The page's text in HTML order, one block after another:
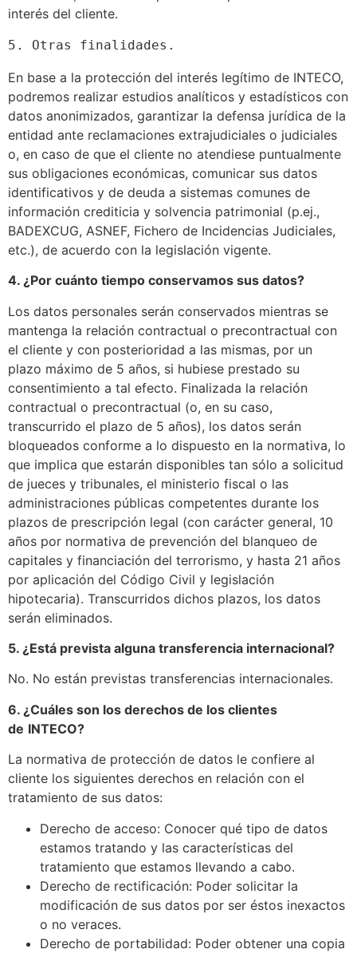
interés del cliente.
5. Otras finalidades.
En base a la protección del interés legítimo de INTECO,
podremos realizar estudios analíticos y estadísticos con
datos anonimizados, garantizar la defensa jurídica de la
entidad ante reclamaciones extrajudiciales o judiciales
o, en caso de que el cliente no atendiese puntualmente
sus obligaciones económicas, comunicar sus datos
identificativos y de deuda a sistemas comunes de
información crediticia y solvencia patrimonial (p.ej.,
BADEXCUG, ASNEF, Fichero de Incidencias Judiciales,
etc.), de acuerdo con la legislación vigente.
4. ¿Por cuánto tiempo conservamos sus datos?
Los datos personales serán conservados mientras se
mantenga la relación contractual o precontractual con
el cliente y con posterioridad a las mismas, por un
plazo máximo de 5 años, si hubiese prestado su
consentimiento a tal efecto. Finalizada la relación
contractual o precontractual (o, en su caso,
transcurrido el plazo de 5 años), los datos serán
bloqueados conforme a lo dispuesto en la normativa, lo
que implica que estarán disponibles tan sólo a solicitud
de jueces y tribunales, el ministerio fiscal o las
administraciones públicas competentes durante los
plazos de prescripción legal (con carácter general, 10
años por normativa de prevención del blanqueo de
capitales y financiación del terrorismo, y hasta 21 años
por aplicación del Código Civil y legislación
hipotecaria). Transcurridos dichos plazos, los datos
serán eliminados.
5. ¿Está prevista alguna transferencia internacional?
No. No están previstas transferencias internacionales.
6. ¿Cuáles son los derechos de los clientes
de INTECO?
La normativa de protección de datos le confiere al
cliente los siguientes derechos en relación con el
tratamiento de sus datos:
Derecho de acceso: Conocer qué tipo de datos
estamos tratando y las características del
tratamiento que estamos llevando a cabo.
Derecho de rectificación: Poder solicitar la
modificación de sus datos por ser éstos inexactos
o no veraces.
Derecho de portabilidad: Poder obtener una copia